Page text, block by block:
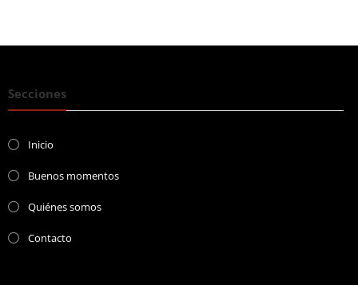
Secciones
Inicio
Buenos momentos
Quiénes somos
Contacto